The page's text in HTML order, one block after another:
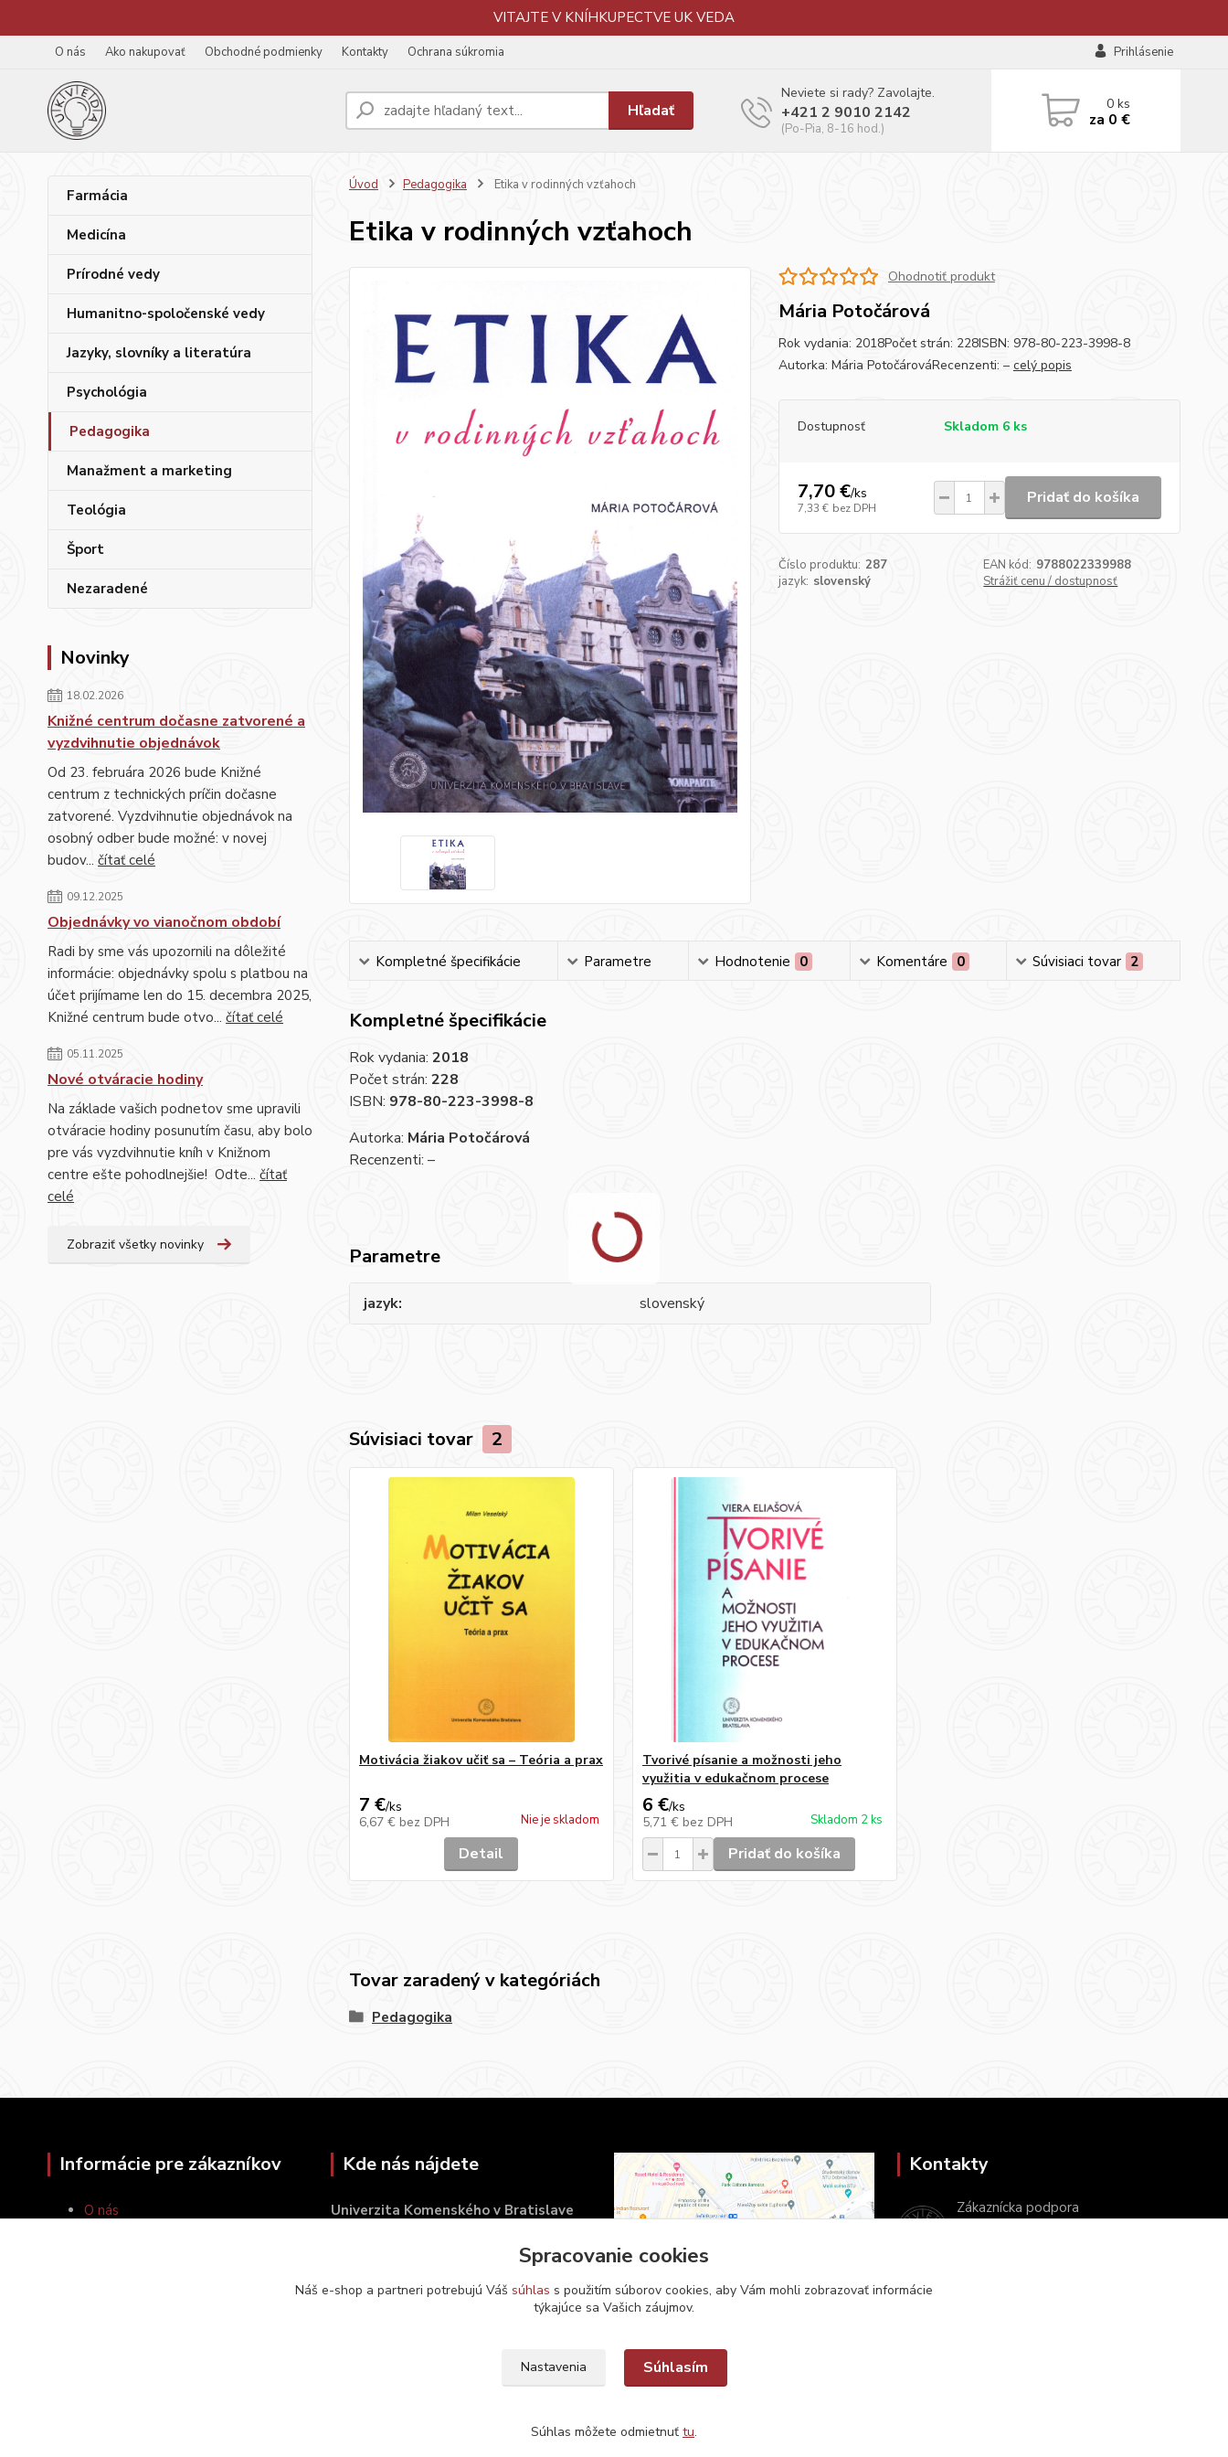
VITAJTE V KNÍHKUPECTVE UK VEDA
O nás Ako nakupovať Obchodné podmienky Kontakty Ochrana súkromia Prihlásenie
Hľadať
Neviete si rady? Zavolajte.
+421 2 9010 2142
(Po-Pia, 8-16 hod.)
0ks
za 0 €
Farmácia
Medicína
Prírodné vedy
Humanitno-spoločenské vedy
Jazyky, slovníky a literatúra
Psychológia
Pedagogika
Manažment a marketing
Teológia
Šport
Nezaradené
Novinky
18.02.2026
Knižné centrum dočasne zatvorené a
vyzdvihnutie objednávok
Od 23. februára 2026 bude Knižné
centrum z technických príčin dočasne
zatvorené. Vyzdvihnutie objednávok na
osobný odber bude možné: v novej
budov... čítať celé
09.12.2025
Objednávky vo vianočnom období
Radi by sme vás upozornili na dôležité
informácie: objednávky spolu s platbou na
účet prijímame len do 15. decembra 2025,
Knižné centrum bude otvo... čítať celé
05.11.2025
Nové otváracie hodiny
Na základe vašich podnetov sme upravili
otváracie hodiny posunutím času, aby bolo
pre vás vyzdvihnutie kníh v Knižnom
centre ešte pohodlnejšie! Odte... čítať
celé
Zobraziť všetky novinky
Úvod Pedagogika Etika v rodinných vzťahoch
Etika v rodinných vzťahoch
Ohodnotiť produkt
Mária Potočárová
Rok vydania: 2018Počet strán: 228ISBN: 978-80-223-3998-8
Autorka: Mária PotočárováRecenzenti: – celý popis
Dostupnosť Skladom 6 ks
7,70 €/ks
7,33 € bez DPH
Pridať do košíka
Číslo produktu: 287 EAN kód: 9788022339988
jazyk: slovenský Strážiť cenu / dostupnosť
Kompletné špecifikácie Parametre Hodnotenie 0 Komentáre 0 Súvisiaci tovar 2
Kompletné špecifikácie
Rok vydania: 2018
Počet strán: 228
ISBN: 978-80-223-3998-8
Autorka: Mária Potočárová
Recenzenti: –
Parametre
jazyk slovenský
Súvisiaci tovar 2
Motivácia žiakov učiť sa – Teória a prax
7 €/ks
6,67 € bez DPH Nie je skladom
Detail
Tvorivé písanie a možnosti jeho
využitia v edukačnom procese
6 €/ks
5,71 € bez DPH Skladom 2 ks
Pridať do košíka
Tovar zaradený v kategóriách
Pedagogika
Informácie pre zákazníkov
O nás
Kde nás nájdete
Univerzita Komenského v Bratislave
Kontakty
Zákaznícka podpora
ukveda@uniba.sk
Spracovanie cookies
Náš e-shop a partneri potrebujú Váš súhlas s použitím súborov cookies, aby Vám mohli zobrazovať informácie
týkajúce sa Vašich záujmov.
Nastavenia Súhlasím
Súhlas môžete odmietnuť tu.